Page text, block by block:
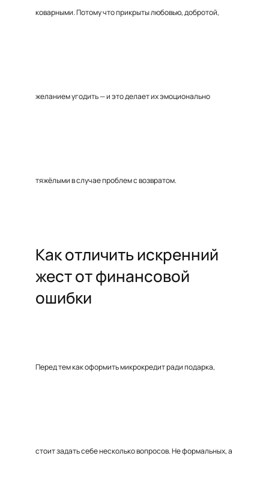
коварными. Потому что прикрыты любовью, добротой,
желанием угодить — и это делает их эмоционально
тяжёлыми в случае проблем с возвратом.
Как отличить искренний
жест от финансовой
ошибки
Перед тем как оформить микрокредит ради подарка,
стоит задать себе несколько вопросов. Не формальных, а